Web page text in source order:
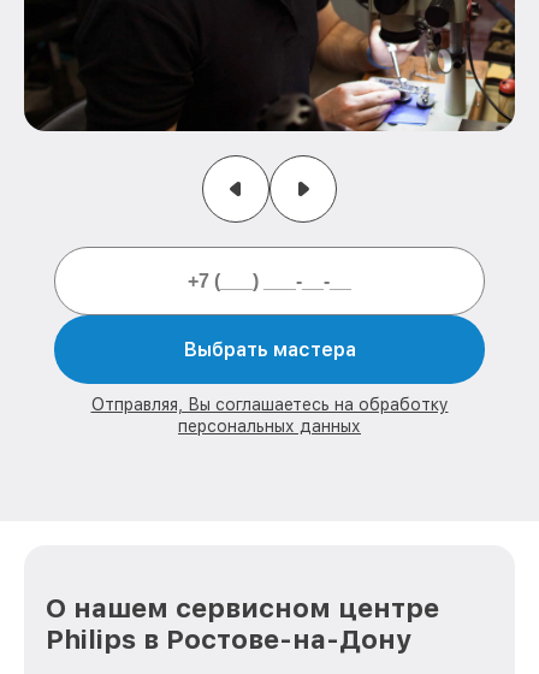
Выбрать мастера
Отправляя, Вы соглашаетесь на обработку
персональных данных
О нашем сервисном центре
Philips в Ростове-на-Дону